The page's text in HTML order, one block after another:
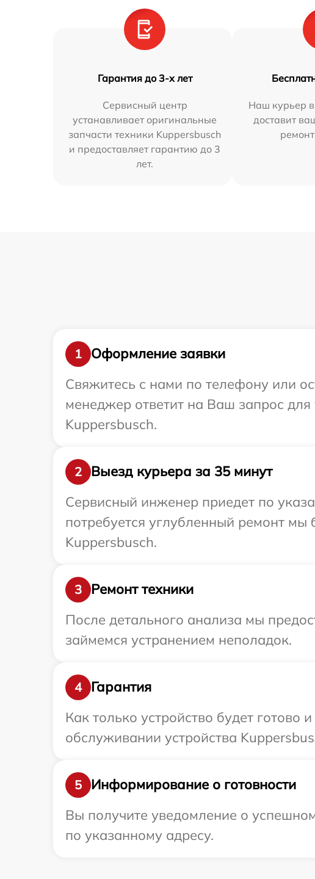
Гарантия до 3-х лет
Сервисный центр
устанавливает оригинальные
запчасти техники Kuppersbusch
и предоставляет гарантию до 3
лет.
Наш курьер
доставит
1
Оформление заявки
Свяжитесь с нами по телефону или
менеджер ответит на Ваш запрос для
Kuppersbusch.
2
Выезд курьера за 35 минут
Сервисный инженер приедет по
потребуется углубленный ремонт мы
Kuppersbusch.
3
Ремонт техники
После детального анализа мы
займемся устранением неполадок.
4
Гарантия
Как только устройство будет
обслуживании устройства
5
Информирование о готовности
Вы получите уведомление о
по указанному адресу.